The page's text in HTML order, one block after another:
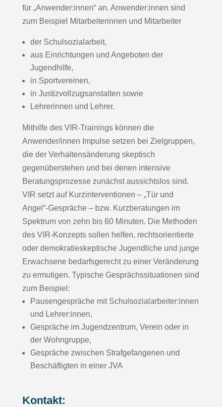
für „Anwender:innen“ an. Anwender:innen sind
zum Beispiel Mitarbeiterinnen und Mitarbeiter
der Schulsozialarbeit,
aus Einrichtungen und Angeboten der
Jugendhilfe,
in Sportvereinen,
in Justizvollzugsanstalten sowie
Lehrerinnen und Lehrer.
Mithilfe des VIR-Trainings können die
Anwender/innen Impulse setzen bei Zielgruppen,
die der Verhaltensänderung skeptisch
gegenüberstehen und bei denen intensive
Beratungsprozesse zunächst aussichtslos sind.
VIR setzt auf Kurzinterventionen – „Tür und
Angel“-Gespräche – bzw. Kurzberatungen im
Spektrum von zehn bis 60 Minuten. Die Methoden
des VIR-Konzepts sollen helfen, rechtsorientierte
oder demokratieskeptische Jugendliche und junge
Erwachsene bedarfsgerecht zu einer Veränderung
zu ermutigen. Typische Gesprächssituationen sind
zum Beispiel:
Pausengespräche mit Schulsozialarbeiter:innen
und Lehrer:innen,
Gespräche im Jugendzentrum, Verein oder in
der Wohngruppe,
Gespräche zwischen Strafgefangenen und
Beschäftigten in einer JVA
Kontakt: